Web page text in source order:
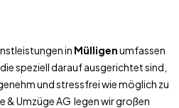
in Mülligenumfassen
speziell darauf ausgerichtet sind,
und stressfrei wie möglich zu
& Umzüge AG legen wir großen